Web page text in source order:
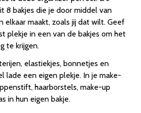
8 bakjes die je door middel van
elkaar maakt, zoals jij dat wilt. Geef
plekje in een van de bakjes om het
te krijgen.
elastiekjes, bonnetjes en
lade een eigen plekje. In je make-
haarborstels, make-up
in hun eigen bakje.